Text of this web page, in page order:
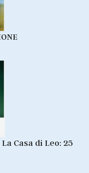
Casa di Leo: 25